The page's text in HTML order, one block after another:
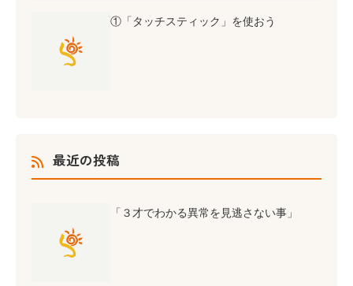
①「タッチスティック」を使おう
最近の投稿
「３才でわかる異常を見逃さない事」